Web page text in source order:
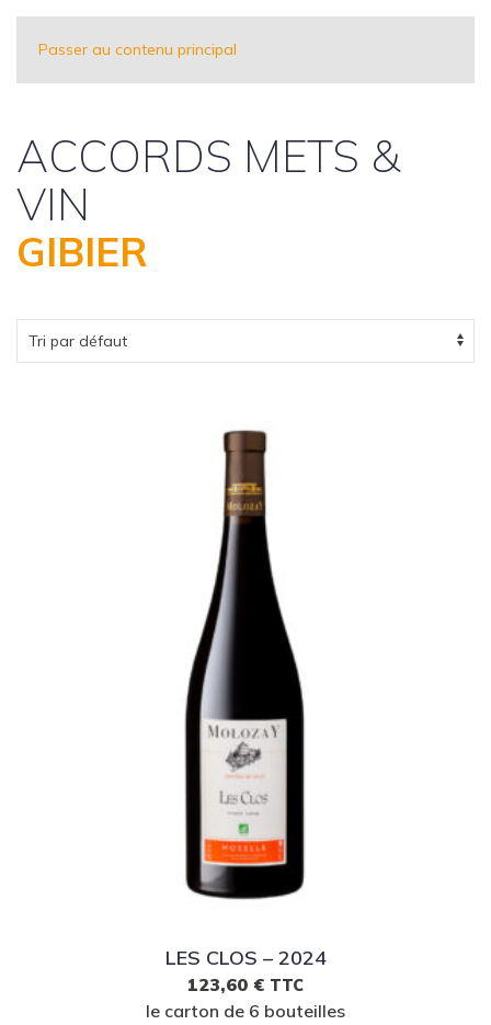
Passer au contenu principal
ACCORDS METS &
VIN
GIBIER
LES CLOS – 2024
123,60 € TTC
le carton de 6 bouteilles